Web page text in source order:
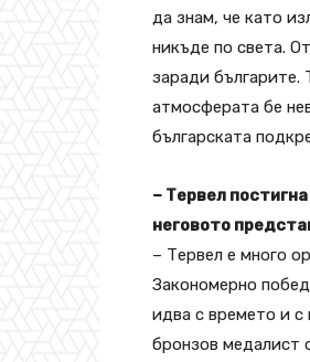
да знам, че като
никъде по света.
заради
атмосферата бе
българската
– Тервел
неговото
– Тервел е много
Закономерно
идва с времето и с
бронзов медалист